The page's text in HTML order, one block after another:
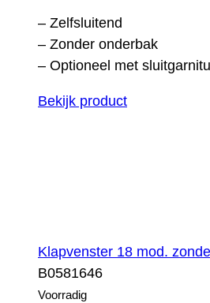
– Zelfsluitend
– Zonder onderbak
– Optioneel met
Bekijk product
Klapvenster 18 mod.
B0581646
Voorradig